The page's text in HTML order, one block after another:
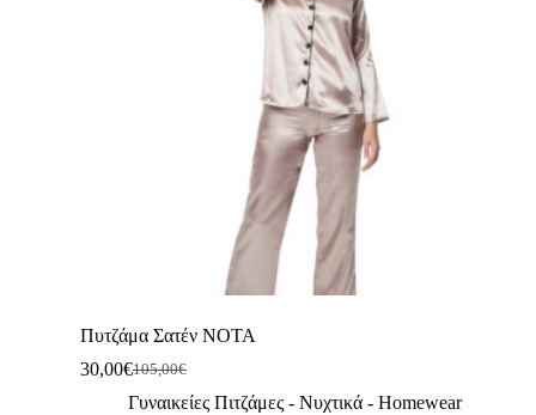
Πυτζάμα Σατέν NOTA
105,00€
30,00€
Γυναικείες Πιτζάμες - Νυχτικά - Homewear